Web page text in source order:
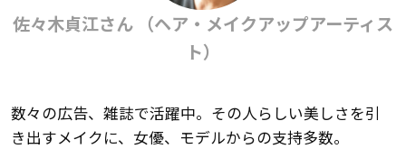
佐々木貞江さん （ヘア・メイクアップアーティス
ト）
数々の広告、雑誌で活躍中。その人らしい美しさを引
き出すメイクに、女優、モデルからの支持多数。